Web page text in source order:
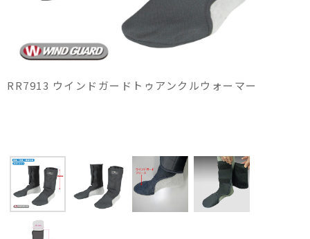
RR7913 ウインドガードトゥアンクルウォーマー